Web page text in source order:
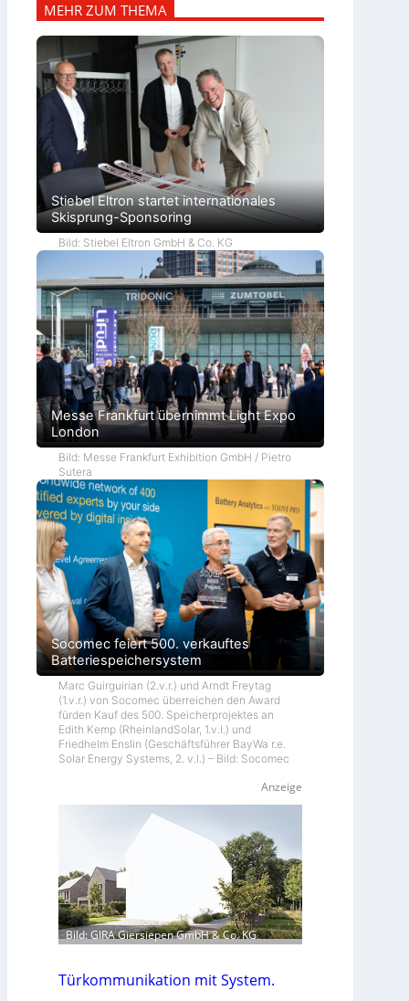
MEHR ZUM THEMA
Stiebel Eltron startet internationales
Skisprung-Sponsoring
Bild: Stiebel Eltron GmbH & Co. KG
Messe Frankfurt übernimmt Light Expo
London
Bild: Messe Frankfurt Exhibition GmbH / Pietro
Sutera
Socomec feiert 500. verkauftes
Batteriespeichersystem
Marc Guirguirian (2.v.r.) und Arndt Freytag
(1.v.r.) von Socomec überreichen den Award
fürden Kauf des 500. Speicherprojektes an
Edith Kemp (RheinlandSolar, 1.v.l.) und
Friedhelm Enslin (Geschäftsführer BayWa r.e.
Solar Energy Systems, 2. v.l.) – Bild: Socomec
Anzeige
Bild: GIRA Giersiepen GmbH & Co. KG
Türkommunikation mit System.